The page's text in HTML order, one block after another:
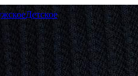
Детское